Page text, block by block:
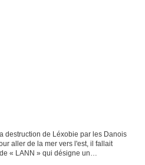
destruction de Léxobie par les Danois
aller de la mer vers l'est, il fallait
« LANN » qui désigne un